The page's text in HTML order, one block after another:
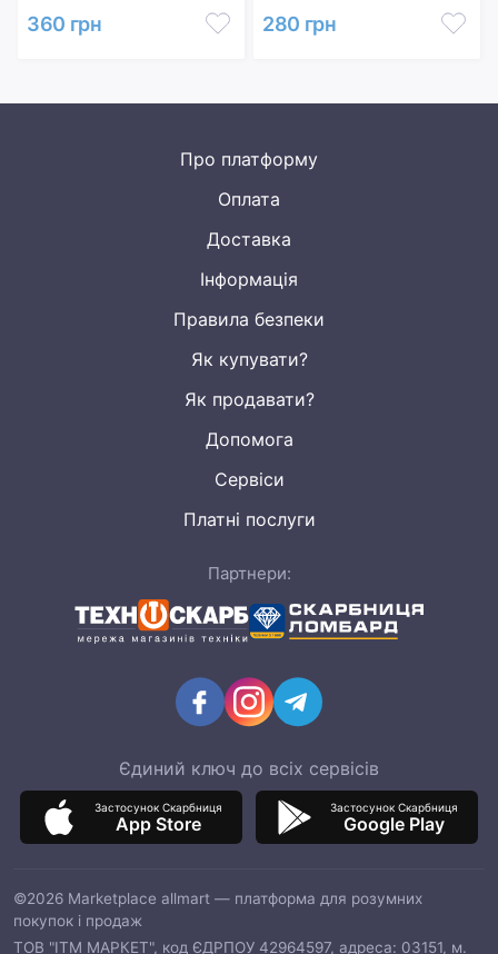
360 грн 280 грн
Про платформу
Оплата
Доставка
Інформація
Правила безпеки
Як купувати?
Як продавати?
Допомога
Сервіси
Платні послуги
Партнери:
Єдиний ключ до всіх сервісів
Застосунок Скарбниця
App Store
Застосунок Скарбниця
Google Play
©2026 Marketplace allmart — платформа для розумних
покупок і продаж
ТОВ "ІТМ МАРКЕТ", код ЄДРПОУ 42964597, адреса: 03151, м.